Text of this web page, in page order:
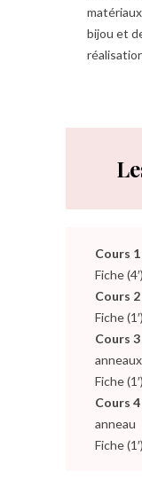
bijou et
Cours
Fiche
Cours
Fiche
Cours
anneaux
Fiche
Cours
anneau
Fiche